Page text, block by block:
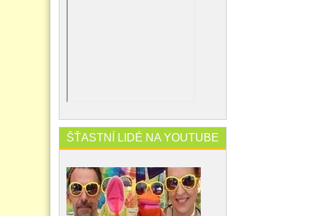
ŠŤASTNÍ LIDÉ NA YOUTUBE